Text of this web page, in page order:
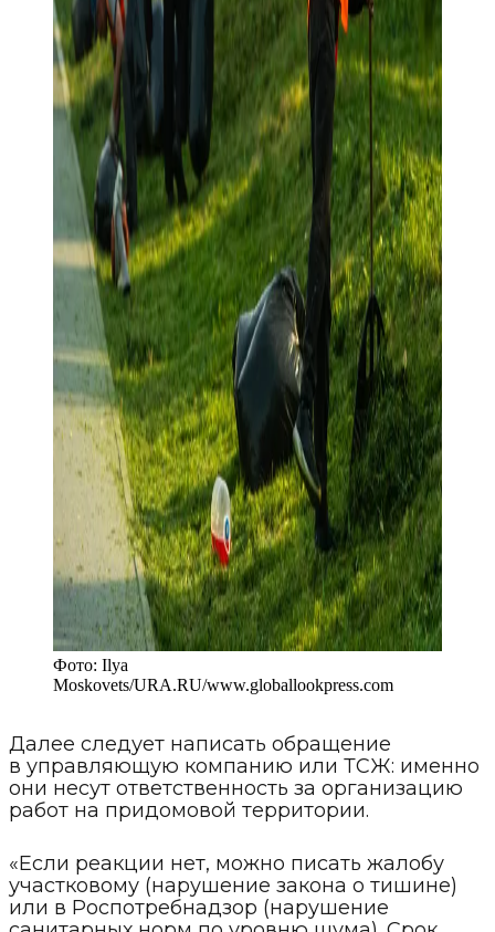
Фото: Ilya
Moskovets/URA.RU/www.globallookpress.com
Далее следует написать обращение
в управляющую компанию или ТСЖ: именно
они несут ответственность за организацию
работ на придомовой территории.
«Если реакции нет, можно писать жалобу
участковому (нарушение закона о тишине)
или в Роспотребнадзор (нарушение